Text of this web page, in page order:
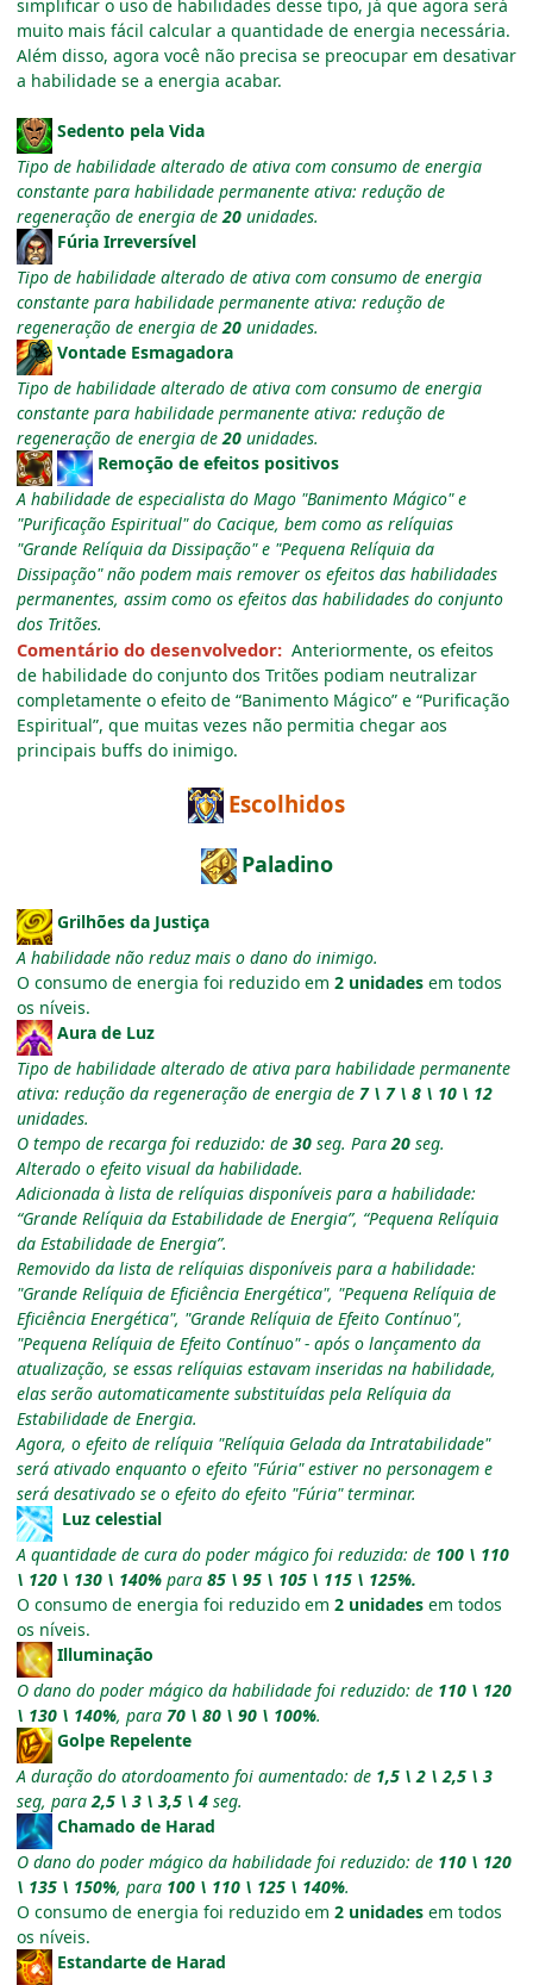
simplificar o uso de habilidades desse tipo, já que agora será
muito mais fácil calcular a quantidade de energia necessária.
Além disso, agora você não precisa se preocupar em desativar
a habilidade se a energia acabar.
Sedento pela Vida
Tipo de habilidade alterado de ativa com consumo de energia
constante para habilidade permanente ativa: redução de
regeneração de energia de20 unidades.
Fúria Irreversível
Tipo de habilidade alterado de ativa com consumo de energia
constante para habilidade permanente ativa: redução de
regeneração de energia de20 unidades.
Vontade Esmagadora
Tipo de habilidade alterado de ativa com consumo de energia
constante para habilidade permanente ativa: redução de
regeneração de energia de20 unidades.
Remoção de efeitos positivos
A habilidade de especialista do Mago "Banimento Mágico" e
"Purificação Espiritual" do Cacique, bem como as relíquias
"Grande Relíquia da Dissipação" e "Pequena Relíquia da
Dissipação" não podem mais remover os efeitos das habilidades
permanentes, assim como os efeitos das habilidades do conjunto
dos Tritões.
Comentário do desenvolvedor: Anteriormente, os efeitos
de habilidade do conjunto dos Tritões podiam neutralizar
completamente o efeito de “Banimento Mágico” e “Purificação
Espiritual”, que muitas vezes não permitia chegar aos
principais buffs do inimigo.
Escolhidos
Paladino
Grilhões da Justiça
A habilidade não reduz mais o dano do inimigo.
O consumo de energia foi reduzido em 2 unidades em todos
os níveis.
Aura de Luz
Tipo de habilidade alterado de ativa para habilidade permanente
ativa: redução da regeneração de energia de 7 \ 7 \ 8 \ 10 \ 12
unidades.
O tempo de recarga foi reduzido: de 30 seg. Para20 seg.
Alterado o efeito visual da habilidade.
Adicionada à lista de relíquias disponíveis para a habilidade:
“Grande Relíquia da Estabilidade de Energia”, “Pequena Relíquia
da Estabilidade de Energia”.
Removido da lista de relíquias disponíveis para a habilidade:
"Grande Relíquia de Eficiência Energética", "Pequena Relíquia de
Eficiência Energética", "Grande Relíquia de Efeito Contínuo",
"Pequena Relíquia de Efeito Contínuo" - após o lançamento da
atualização, se essas relíquias estavam inseridas na habilidade,
elas serão automaticamente substituídas pela Relíquia da
Estabilidade de Energia.
Agora, o efeito de relíquia "Relíquia Gelada da Intratabilidade"
será ativado enquanto o efeito "Fúria" estiver no personagem e
será desativado se o efeito do efeito "Fúria" terminar.
Luz celestial
A quantidade de cura do poder mágico foi reduzida: de 100 \ 110
\ 120 \ 130 \ 140% para 85 \ 95 \ 105 \ 115 \ 125%.
O consumo de energia foi reduzido em 2 unidades em todos
os níveis.
Illuminação
O dano do poder mágico da habilidade foi reduzido: de 110 \ 120
\ 130 \ 140%, para 70 \ 80 \ 90 \ 100%.
Golpe Repelente
A duração do atordoamento foi aumentado: de 1,5 \ 2 \ 2,5 \ 3
seg, para2,5 \ 3 \ 3,5 \ 4 seg.
Chamado de Harad
O dano do poder mágico da habilidade foi reduzido: de 110 \ 120
\ 135 \ 150%, para 100 \ 110 \ 125 \ 140%.
O consumo de energia foi reduzido em 2 unidades em todos
os níveis.
Estandarte de Harad